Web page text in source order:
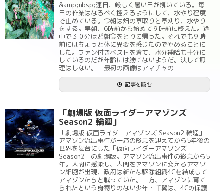
&amp;nbsp;連日、厳しく暑い日が続いている。毎
日の作業はなるべく控えるようにして、水やり程度
で止めている。今朝は畑の草取りと草刈り、水やり
をする。早朝、6時前から始めて９時前に終えた。途
中で３０分ほど朝食をとりに帰った。それでも９時
前にはちょっと体に異変を感じたのでやめることに
した。ファン付きベストを着て、水分補給も十分に
しているのだが年齢には勝てないようだ。決して無
理はしない。 最初の画像はアマチャの
記事を読む
「劇場版 仮面ライダーアマゾンズ
Season2 輪廻」
「劇場版 仮面ライダーアマゾンズ Season2 輪廻」
アマゾン流出事件が一応の終息を迎えてから5年後の
世界を舞台にした「仮面ライダーアマゾンズ
Season2」の劇場版。アマゾン流出事件の終息から5
年。人間に感染し、人間をアマゾンに変えるアマゾ
ン細胞が出現、政府は新たな駆除組織4Cを結成して
アマゾンたちと戦っていた。一方、アマゾンに育て
られたという身寄りのない少年・千翼は、4Cの保護